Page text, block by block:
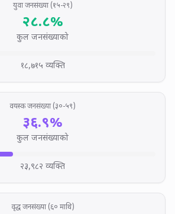
युवा जनसंख्या (१५-२९)YOUTH POPULATION (15-29
२८.८%
कुल जनसंख्याको
१८,७१५ व्यक्ति
वयस्क जनसंख्या (३०-५९)
३६.९%
कुल जनसंख्याको
२३,९८२ व्यक्ति
वृद्ध जनसंख्या (६० माथि)ELDERLY POPULATION (60+